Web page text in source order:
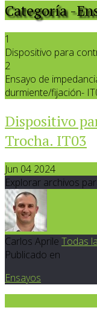
Categoría -
1
Dispositivo para
2
Ensayo de
durmiente/fijación-
Dispositivo
Trocha. IT03
Jun 04 2024
Explorar archivos
Carlos Aprile Todas
Publicado en
Ensayos